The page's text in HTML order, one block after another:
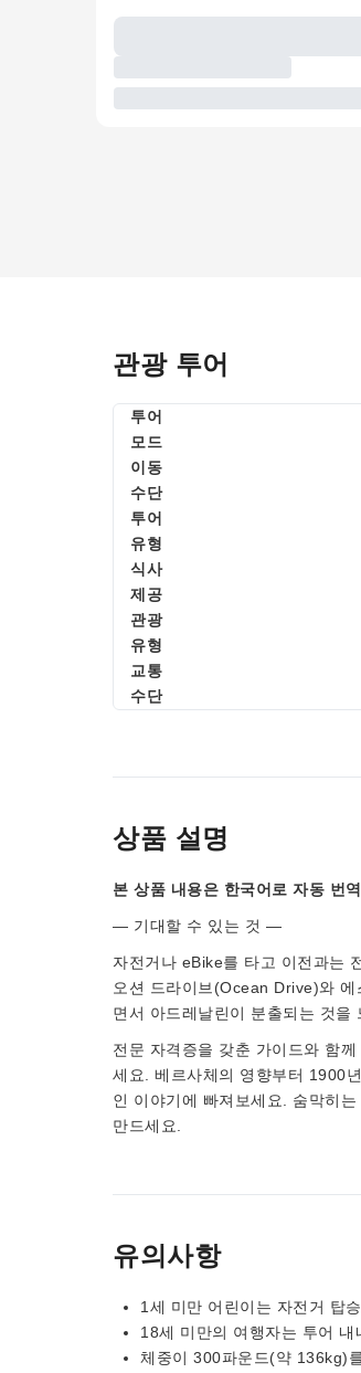
관광 투어
투어
모드
이동
수단
투어
유형
식사
제공
관광
유형
교통
수단
상품 설명
본 상품 내용은 한국어로 자동 번
— 기대할 수 있는 것 —
자전거나 eBike를 타고 이전과는
오션 드라이브(Ocean Drive)와
면서 아드레날린이 분출되는 것을
전문 자격증을 갖춘 가이드와 함
세요. 베르사체의 영향부터 1900
인 이야기에 빠져보세요. 숨막히
만드세요.
유의사항
1세 미만 어린이는 자전거 탑
18세 미만의 여행자는 투어 내
체중이 300파운드(약 136kg)